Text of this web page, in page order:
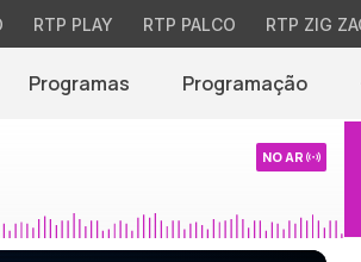
RTP PLAY RTP PALCO RTP ZIG
Programas Programação
NO AR